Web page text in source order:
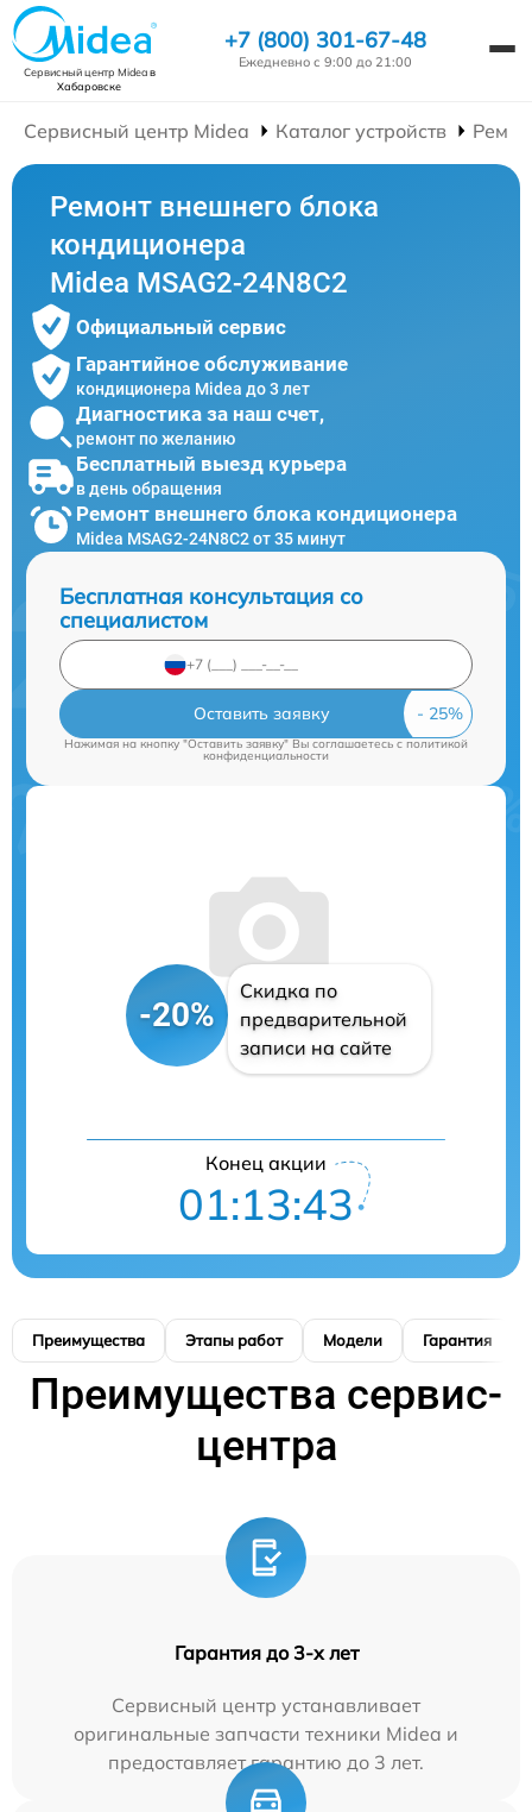
Сервисный центр Mideaв
Хабаровске
+7 (800) 301-67-48
Ежедневно с 9:00 до 21:00
Сервисный центр Midea Каталог устройств
Ремонт внешнего блока
кондиционера
Midea MSAG2-24N8C2
Официальный сервис
Гарантийное обслуживание
кондиционера Midea до 3 лет
Диагностика за наш счет,
ремонт по желанию
Бесплатный выезд курьера
в день обращения
Ремонт внешнего блока кондиционера
Midea MSAG2-24N8C2 от 35 минут
Бесплатная консультация со
специалистом
Оставить заявку
Нажимая на кнопку "Оставить заявку" Вы соглашаетесь cполитикой
конфиденциальности
-20%
Скидка по
предварительной
записи на сайте
Конец акции
01:13:42
Преимущества Этапы работ Модели Гарантия
Преимущества сервис-
центра
Гарантия до 3-х лет
Сервисный центр устанавливает
оригинальные запчасти техники Midea и
предоставляет гарантию до 3 лет.